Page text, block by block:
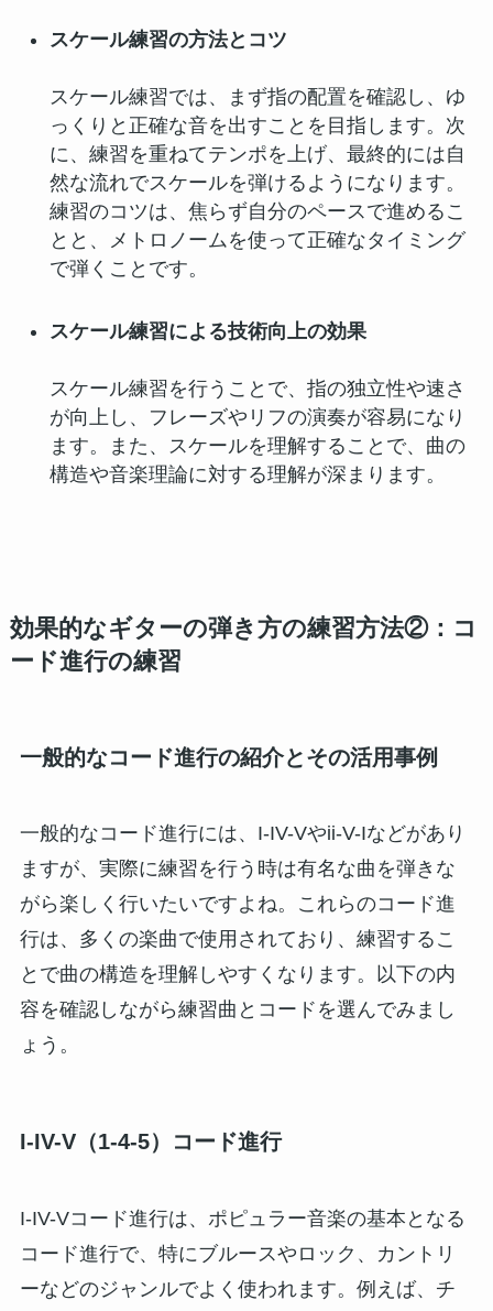
スケール練習の方法とコツ
スケール練習では、まず指の配置を確認し、ゆ
っくりと正確な音を出すことを目指します。次
に、練習を重ねてテンポを上げ、最終的には自
然な流れでスケールを弾けるようになります。
練習のコツは、焦らず自分のペースで進めるこ
とと、メトロノームを使って正確なタイミング
で弾くことです。
スケール練習による技術向上の効果
スケール練習を行うことで、指の独立性や速さ
が向上し、フレーズやリフの演奏が容易になり
ます。また、スケールを理解することで、曲の
構造や音楽理論に対する理解が深まります。
効果的なギターの弾き方の練習方法②：コ
ード進行の練習
一般的なコード進行の紹介とその活用事例
一般的なコード進行には、I-IV-Vやii-V-Iなどがあり
ますが、実際に練習を行う時は有名な曲を弾きな
がら楽しく行いたいですよね。これらのコード進
行は、多くの楽曲で使用されており、練習するこ
とで曲の構造を理解しやすくなります。以下の内
容を確認しながら練習曲とコードを選んでみまし
ょう。
I-IV-V（1-4-5）コード進行
I-IV-Vコード進行は、ポピュラー音楽の基本となる
コード進行で、特にブルースやロック、カントリ
ーなどのジャンルでよく使われます。例えば、チ